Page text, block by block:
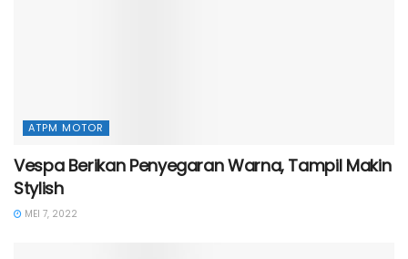
ATPM MOTOR
Vespa Berikan Penyegaran Warna, Tampil Makin
Stylish
MEI 7, 2022